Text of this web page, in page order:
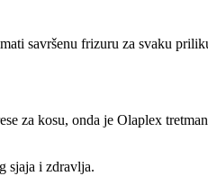
savršenu frizuru za svaku
za kosu, onda je Olaplex
sjaja i zdravlja.